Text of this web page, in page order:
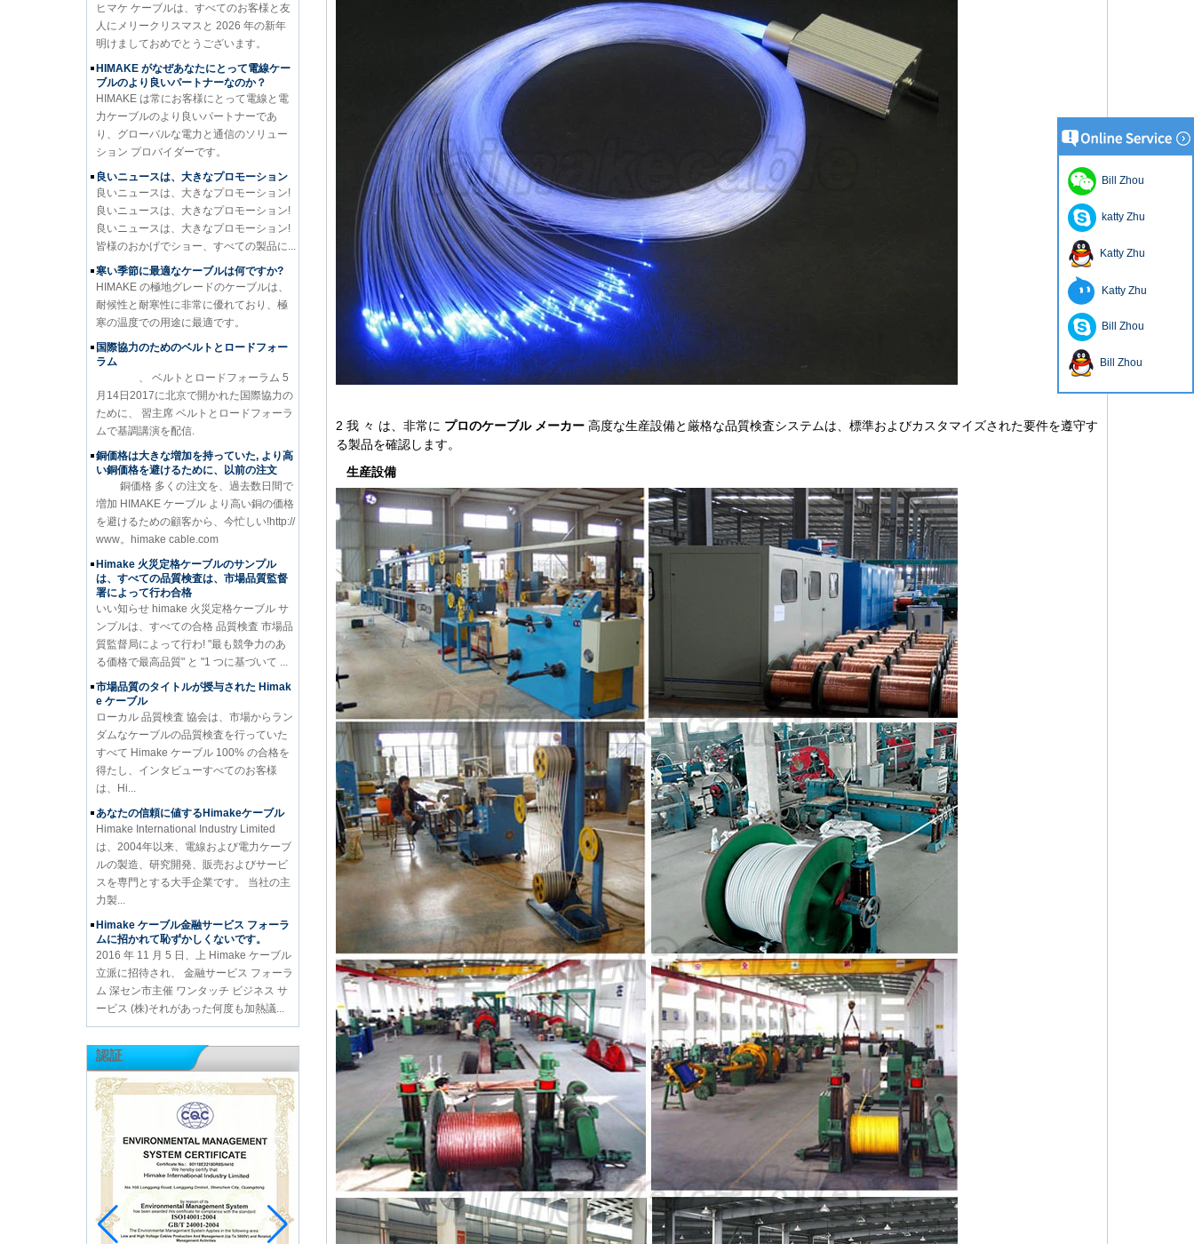
ヒマケ ケーブルは、すべてのお客様と友
人にメリークリスマスと 2026 年の新年
明けましておめでとうございます。
HIMAKE がなぜあなたにとって電線ケー
ブルのより良いパートナーなのか？
HIMAKE は常にお客様にとって電線と電
力ケーブルのより良いパートナーであ
り、グローバルな電力と通信のソリュー
ション プロバイダーです。
良いニュースは、大きなプロモーション
良いニュースは、大きなプロモーション!
良いニュースは、大きなプロモーション!
良いニュースは、大きなプロモーション!
皆様のおかげでショー、すべての製品に...
寒い季節に最適なケーブルは何ですか?
HIMAKE の極地グレードのケーブルは、
耐候性と耐寒性に非常に優れており、極
寒の温度での用途に最適です。
国際協力のためのベルトとロードフォー
ラム
、 ベルトとロードフォーラム 5
月14日2017に北京で開かれた国際協力の
ために、 習主席 ベルトとロードフォーラ
ムで基調講演を配信.
銅価格は大きな増加を持っていた, より高
い銅価格を避けるために、以前の注文
銅価格 多くの注文を、過去数日間で
増加 HIMAKE ケーブル より高い銅の価格
を避けるための顧客から、今忙しい!http://
www。himake cable.com
Himake 火災定格ケーブルのサンプル
は、すべての品質検査は、市場品質監督
署によって行わ合格
いい知らせ himake 火災定格ケーブル サ
ンプルは、すべての合格 品質検査 市場品
質監督局によって行わ! "最も競争力のあ
る価格で最高品質" と "1 つに基づいて ...
市場品質のタイトルが授与された Himak
e ケーブル
ローカル 品質検査 協会は、市場からラン
ダムなケーブルの品質検査を行っていた
すべて Himake ケーブル 100% の合格を
得たし、インタビューすべてのお客様
は、Hi...
あなたの信頼に値するHimakeケーブル
Himake International Industry Limited
は、2004年以来、電線および電力ケーブ
ルの製造、研究開発、販売およびサービ
スを専門とする大手企業です。 当社の主
力製...
Himake ケーブル金融サービス フォーラ
ムに招かれて恥ずかしくないです。
2016 年 11 月 5 日、上 Himake ケーブル
立派に招待され、 金融サービス フォーラ
ム 深セン市主催 ワンタッチ ビジネス サ
ービス (株)それがあった何度も加熱議...
認証
2 我 々 は、非常に プロのケーブル メーカー 高度な生産設備と厳格な品質検査システムは、標準およびカスタマイズされた要件を遵守す
る製品を確認します。
生産設備
Bill Zhou
katty Zhu
Katty Zhu
Katty Zhu
Bill Zhou
Bill Zhou